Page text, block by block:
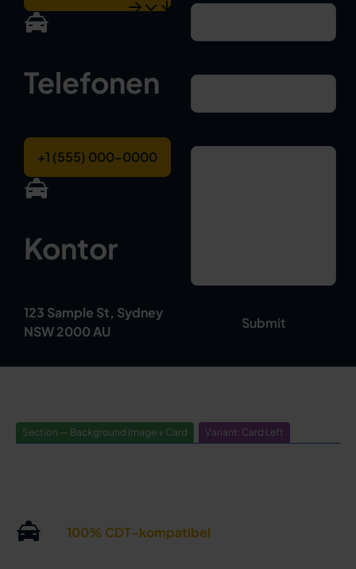
Telefonen
+1 (555) 000-0000
Kontor
123 Sample St, Sydney
NSW 2000 AU
Section — Background Image + Card Variant: Card Left
100% CDT-kompatibel